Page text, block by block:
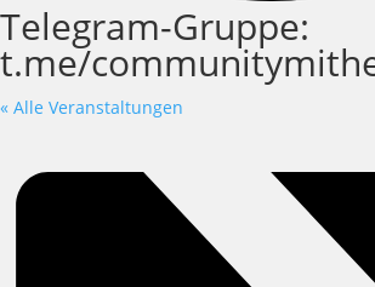
Telegram-Gruppe:
t.me/
« Alle Veranstaltungen